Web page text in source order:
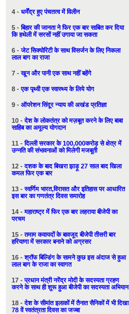
4 - धर्मेंद्र हुए पंचतत्व में विलीन
5 -बिहार की जानता ने फिर एक बार साबित कर दिया
कि हथेली में सरसों नहीं उगाया जा सकता
6 -जेट सिक्योरिटी के साथ विसर्जन के लिए निकला
लाल बाग का राजा
7 -खून और पानी एक साथ नहीं बहेंगे
8 -एक पृथ्वी एक स्वास्थ्य के लिये योग
9 - ऑपरेशन सिंदूर न्याय की अखंड प्रतिज्ञा
10 -देश के लोकतंत्र को मज़बूत करने के लिए बाबा
साहिब का अमूल्य योगदान
11 -दिल्ली सरकार के 100,000करोड़ से क्षेत्र में
उन्नति की संभावनाओं को मिलेगी मजबूती
12 -दशक के बाद बिखरा झाड़ू 27 साल बाद खिला
कमल फिर एक बार
13 -स्वर्णिम भारत,विरासत और इतिहास पर आधारित
इस बार का गणतंत्र दिवस समारोह
14 -महाराष्ट्र में फिर एक बार लहराया बीजेपी का
परचम
15 -तमाम कवायदों के बावजूद बीजेपी तीसरी बार
हरियाणा में सरकार बनाने को अग्रसर
16 -श्रॉफ बिल्डिंग के सामने कुछ इस अंदाज से हुआ
लाल बाग के राजा का स्वागत
17 -प्रधान मंत्री नरेंद्र मोदी के सदस्यता ग्रहण
करने के साथ ही शुरू हुआ बीजेपी का सदस्यता अभियान
18 -देश के सीमांत इलाकों में तैनात सैनिकों में भी दिखा
78 वें स्वतंत्रता दिवस का जज्बा